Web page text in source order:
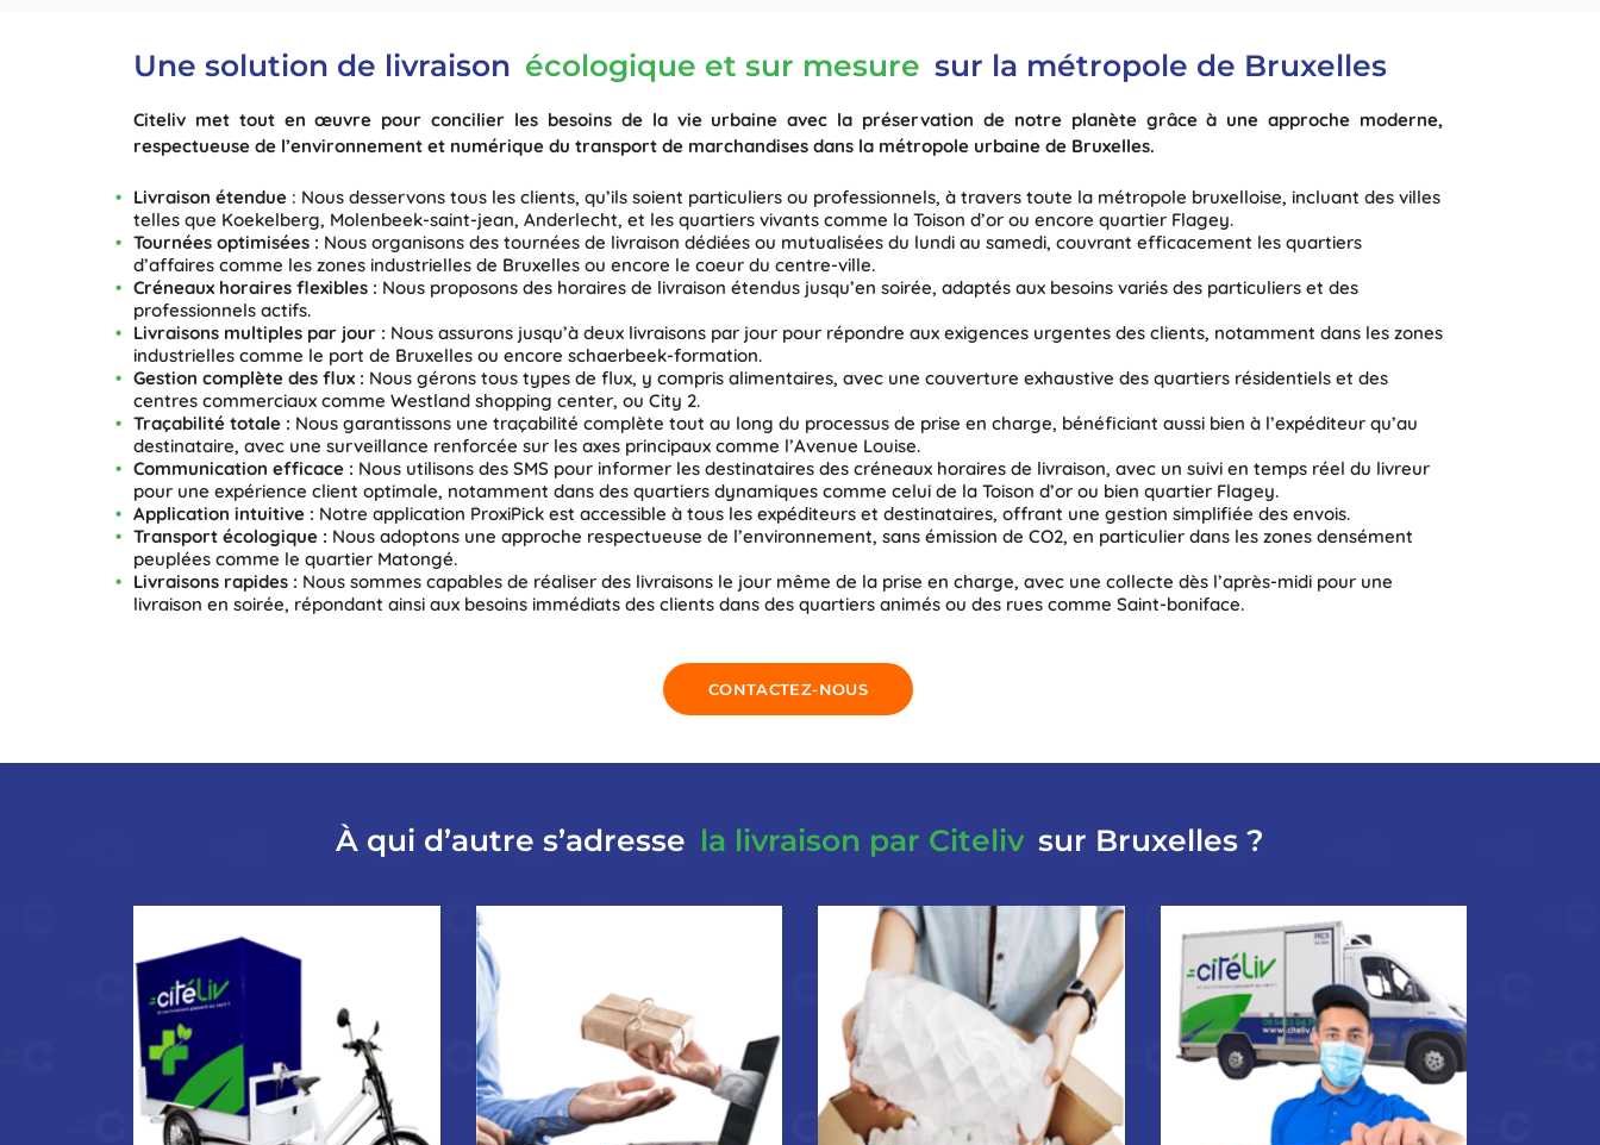
Une solution de livraison écologique et sur mesure sur la métropole de Bruxelles
Citeliv met tout en œuvre pour concilier les besoins de la vie urbaine avec la préservation de notre planète grâce à une approche moderne,
respectueuse de l’environnement et numérique du transport de marchandises dans la métropole urbaine de Bruxelles.
Livraison étendue : Nous desservons tous les clients, qu’ils soient particuliers ou professionnels, à travers toute la métropole bruxelloise, incluant des villes
telles que Koekelberg, Molenbeek-saint-jean, Anderlecht, et les quartiers vivants comme la Toison d’or ou encore quartier Flagey.
Tournées optimisées : Nous organisons des tournées de livraison dédiées ou mutualisées du lundi au samedi, couvrant efficacement les quartiers
d’affaires comme les zones industrielles de Bruxelles ou encore le coeur du centre-ville.
Créneaux horaires flexibles : Nous proposons des horaires de livraison étendus jusqu’en soirée, adaptés aux besoins variés des particuliers et des
professionnels actifs.
Livraisons multiples par jour : Nous assurons jusqu’à deux livraisons par jour pour répondre aux exigences urgentes des clients, notamment dans les zones
industrielles comme le port de Bruxelles ou encore schaerbeek-formation.
Gestion complète des flux : Nous gérons tous types de flux, y compris alimentaires, avec une couverture exhaustive des quartiers résidentiels et des
centres commerciaux comme Westland shopping center, ou City 2.
Traçabilité totale : Nous garantissons une traçabilité complète tout au long du processus de prise en charge, bénéficiant aussi bien à l’expéditeur qu’au
destinataire, avec une surveillance renforcée sur les axes principaux comme l’Avenue Louise.
Communication efficace : Nous utilisons des SMS pour informer les destinataires des créneaux horaires de livraison, avec un suivi en temps réel du livreur
pour une expérience client optimale, notamment dans des quartiers dynamiques comme celui de la Toison d’or ou bien quartier Flagey.
Application intuitive : Notre application ProxiPick est accessible à tous les expéditeurs et destinataires, offrant une gestion simplifiée des envois.
Transport écologique : Nous adoptons une approche respectueuse de l’environnement, sans émission de CO2, en particulier dans les zones densément
peuplées comme le quartier Matongé.
Livraisons rapides : Nous sommes capables de réaliser des livraisons le jour même de la prise en charge, avec une collecte dès l’après-midi pour une
livraison en soirée, répondant ainsi aux besoins immédiats des clients dans des quartiers animés ou des rues comme Saint-boniface.
CONTACTEZ-NOUS
À qui d’autre s’adresse la livraison par Citeliv sur Bruxelles ?